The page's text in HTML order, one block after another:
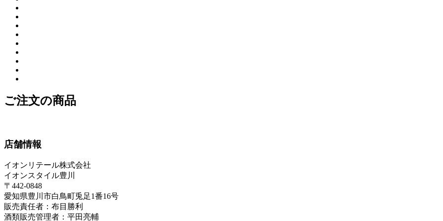
ご注文の商品
店舗情報
イオンリテール株式会社
イオンスタイル豊川
〒442-0848
愛知県豊川市白鳥町兎足1番16号
販売責任者：布目勝利
酒類販売管理者：平田亮輔